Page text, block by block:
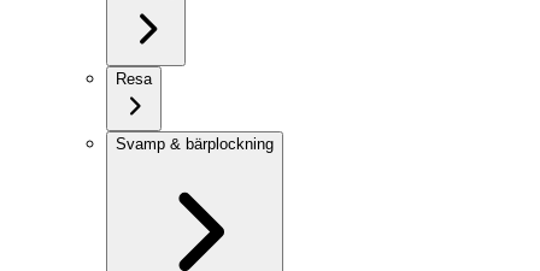
Resa
Svamp & bärplockning